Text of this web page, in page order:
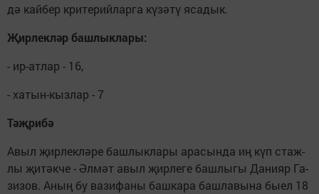
дә кай­бер кри­те­рий­лар­га кү­зә­тү яса­дык.
Җир­лек­ләр баш­лык­ла­ры:
- ир-ат­лар - 16,
- ха­тын-кыз­лар - 7
Тәҗ­ри­бә
Авыл җир­лек­лә­ре баш­лык­ла­ры ара­сын­да иң күп стаж­
лы җи­тәк­че - Әл­мәт авыл җир­ле­ге баш­лы­гы Да­ни­яр Га­
зи­зов. Аның бу ва­зи­фа­ны баш­ка­ра баш­ла­вы­на бы­ел 18